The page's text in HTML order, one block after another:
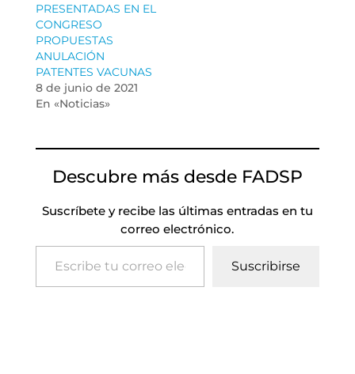
PRESENTADAS EN EL
CONGRESO
PROPUESTAS
ANULACIÓN
PATENTES VACUNAS
8 de junio de 2021
En «Noticias»
Descubre más desde FADSP
Suscríbete y recibe las últimas entradas en tu
correo electrónico.
Escribe tu correo electrónico…
Suscribirse